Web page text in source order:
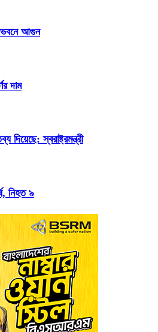
আগুন
দাম
দিয়েছে: স্বরাষ্ট্রমন্ত্রী
নিহত ৯